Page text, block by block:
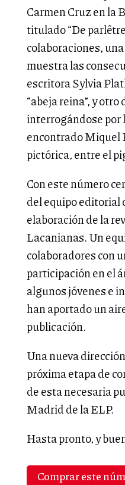
Carmen Cruz en la
titulado “De
colaboraciones,
muestra las
escritora Sylvia
“abeja reina”, y
interrogándose por
encontrado Miquel
pictórica, entre el
Con este número
del equipo editorial
elaboración de la
Lacanianas. Un
colaboradores con
participación en el
algunos jóvenes e
han aportado un
publicación.
Una nueva
próxima etapa de
de esta necesaria
Madrid de la ELP.
Hasta pronto, y
Comprar este